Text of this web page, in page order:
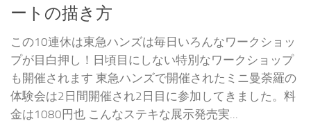
ートの描き方
この10連休は東急ハンズは毎日いろんなワークショッ
プが目白押し！日頃目にしない特別なワークショップ
も開催されます 東急ハンズで開催されたミニ曼荼羅の
体験会は2日間開催され2日目に参加してきました。料
金は1080円也 こんなステキな展示発売実...